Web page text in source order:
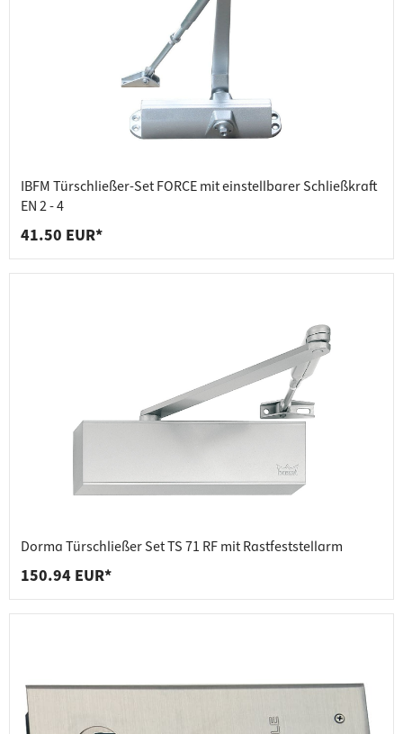
IBFM Türschließer-Set FORCE mit einstellbarer Schließkraft
EN 2 - 4
41.50 EUR*
Dorma Türschließer Set TS 71 RF mit Rastfeststellarm
150.94 EUR*